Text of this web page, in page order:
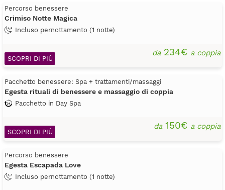
Percorso benessere
Crimiso Notte Magica
Incluso pernottamento (1 notte)
da234€ a coppia
SCOPRI DI PIÙ
Pacchetto benessere: Spa + trattamenti/massaggi
Egesta rituali di benessere e massaggio di coppia
Pacchetto in Day Spa
da150€ a coppia
SCOPRI DI PIÙ
Percorso benessere
Egesta Escapada Love
Incluso pernottamento (1 notte)